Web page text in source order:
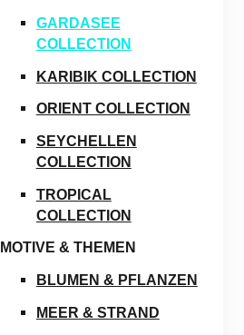
GARDASEE
COLLECTION
KARIBIK COLLECTION
ORIENT COLLECTION
SEYCHELLEN
COLLECTION
TROPICAL
COLLECTION
MOTIVE & THEMEN
BLUMEN & PFLANZEN
MEER & STRAND